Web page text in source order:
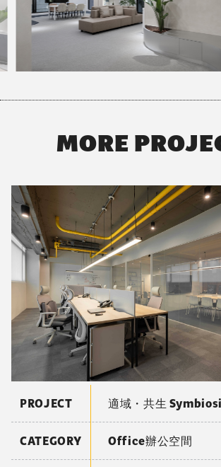
MORE
PROJECT 適域・共生
CATEGORY Office辦公空間